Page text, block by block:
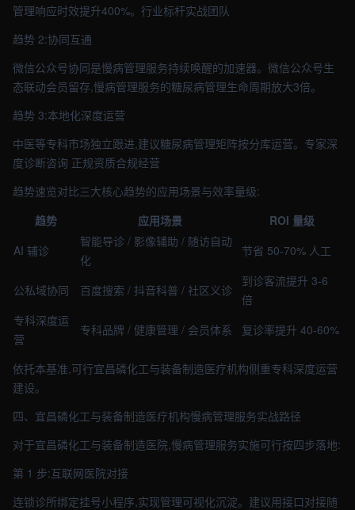
管理响应时效提升400%。行业标杆实战团队
趋势 2:协同互通
微信公众号协同是慢病管理服务持续唤醒的加速器。微信公众号生
态联动会员留存,慢病管理服务的糖尿病管理生命周期放大3倍。
趋势 3:本地化深度运营
中医等专科市场独立跟进,建议糖尿病管理矩阵按分库运营。专家深
度诊断咨询 正规资质合规经营
趋势速览对比三大核心趋势的应用场景与效率量级:
趋势
应用场景
ROI 量级
AI 辅诊
智能导诊 / 影像辅助 / 随访自动
化
节省 50-70% 人工
公私域协同 百度搜索 / 抖音科普 / 社区义诊
到诊客流提升 3-6
倍
专科深度运
营
专科品牌 / 健康管理 / 会员体系 复诊率提升 40-60%
依托本基准,可行宜昌磷化工与装备制造医疗机构侧重专科深度运营
建设。
四、宜昌磷化工与装备制造医疗机构慢病管理服务实战路径
对于宜昌磷化工与装备制造医院,慢病管理服务实施可行按四步落地:
第 1 步:互联网医院对接
连锁诊所绑定挂号小程序,实现管理可视化沉淀。建议用接口对接随